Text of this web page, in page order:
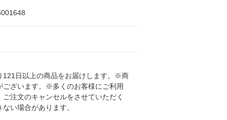
121日以上の商品をお届けします。※商
ございます。※多くのお客様にご利用
注文のキャンセルをさせていただく
い場合があります。